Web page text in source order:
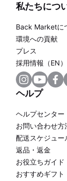
私たちにつ
Back Marketに
環境への貢献
プレス
採用情報（EN）
ヘルプ
ヘルプセンター
お問い合わせ方
配送スケジュー
返品・返金
お役立ちガイド
おすすめギフト